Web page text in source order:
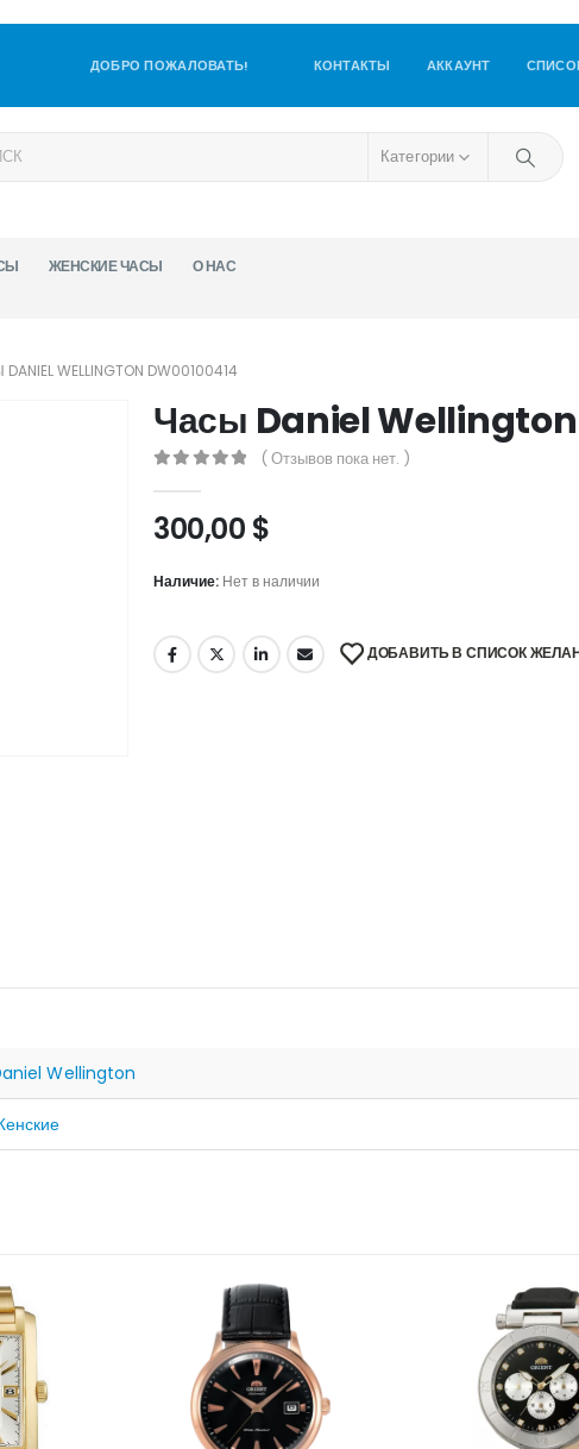
ДОБРО ПОЖАЛОВАТЬ! КОНТАКТЫ АККАУНТ
Категории
ЖЕНСКИЕ ЧАСЫ О НАС
WELLINGTON DW00100414
Часы Daniel Wellington
( Отзывов пока нет. )
300,00 $
Наличие: Нет в наличии
ДОБАВИТЬ В СПИСОК
Wellington
НЕТ В